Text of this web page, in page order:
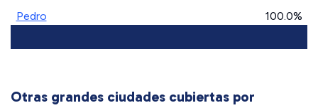
Pedro 100.0%
Otras grandes ciudades cubiertas por